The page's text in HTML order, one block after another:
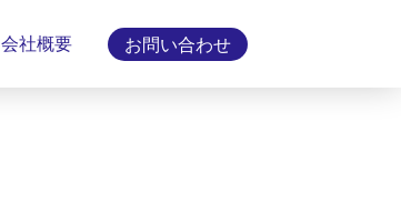
会社概要 お問い合わせ